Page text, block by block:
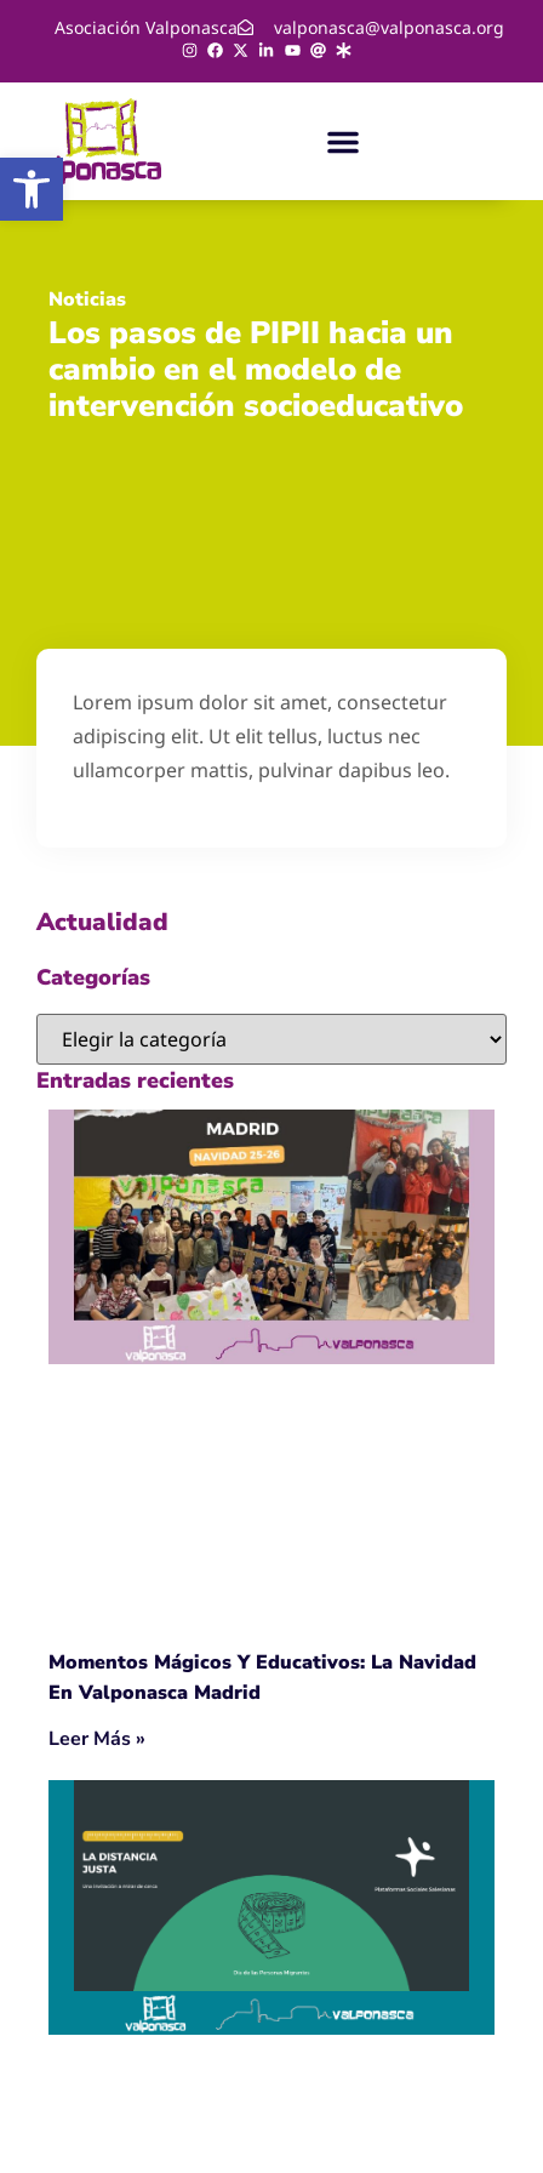
Asociación Valponasca valponasca@valponasca.org
Noticias
Los pasos de PIPII hacia un
cambio en el modelo de
intervención socioeducativo
Lorem ipsum dolor sit amet, consectetur
adipiscing elit. Ut elit tellus, luctus nec
ullamcorper mattis, pulvinar dapibus leo.
Actualidad
Categorías
Entradas recientes
Momentos Mágicos Y Educativos: La Navidad
En Valponasca Madrid
Leer Más »
Abrir barra de herramientas